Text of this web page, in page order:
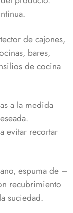
de cajones,
bares,
de cocina
a la medida
evitar recortar
espuma de –
recubrimiento
suciedad.